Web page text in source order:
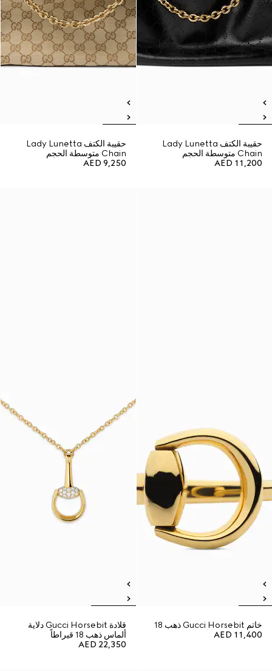
حقيبة الكتف Lady Lunetta
Chain متوسطة الحجم
AED 11,200
حقيبة الكتف Lady Lunetta
Chain متوسطة الحجم
AED 9,250
خاتم Gucci Horsebit ذهب 18
AED 11,400
قلادة Gucci Horsebit دلاية
ألماس ذهب 18 قيراطاً
AED 22,350